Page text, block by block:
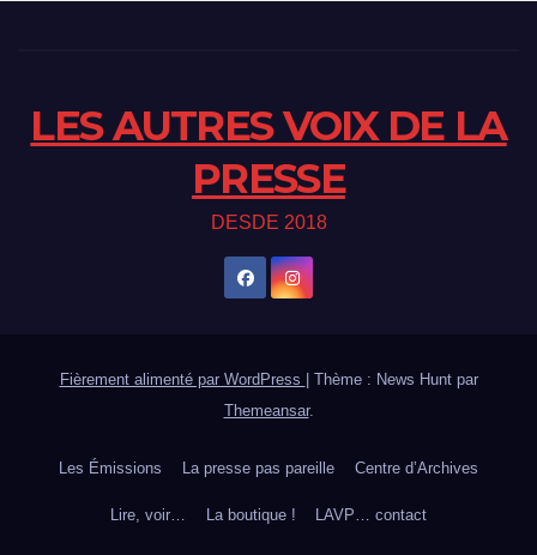
LES AUTRES VOIX DE LA
PRESSE
DESDE 2018
Fièrement alimenté par WordPress
Thème : News Hunt par
Themeansar.
Les Émissions La presse pas pareille Centre d’Archives
Lire, voir… La boutique ! LAVP… contact